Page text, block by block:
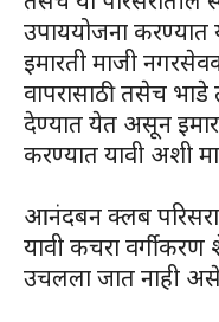
उपाययोजना करण्यात
इमारती माजी
वापरासाठी तसेच भाडे
देण्यात येत असून
करण्यात यावी अशी
आनंदबन क्लब
यावी कचरा
उचलला जात नाही